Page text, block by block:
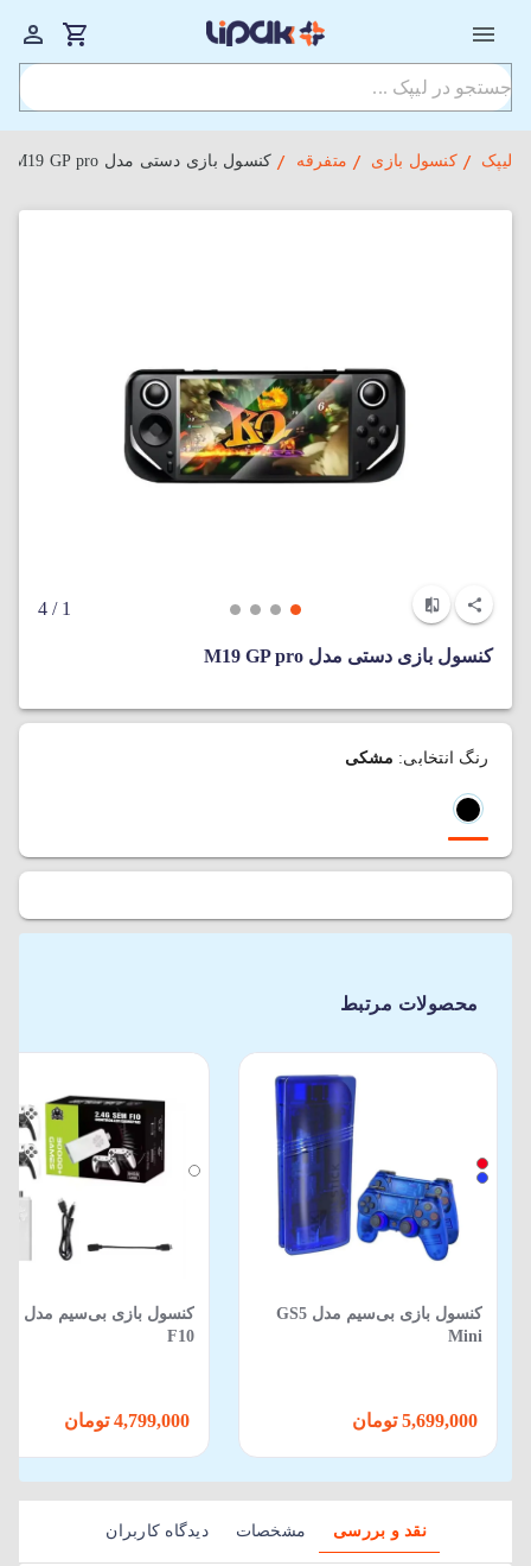
لیپک کنسول بازی متفرقه کنسول بازی دستی مدل M19 GP pro
1
/ 4
کنسول بازی دستی مدل M19 GP pro
رنگ انتخابی: مشکی
محصولات مرتبط
کنسول بازی بی‌سیم مدل GS5
Mini
F10
نقد و بررسی مشخصات دیدگاه کاربران